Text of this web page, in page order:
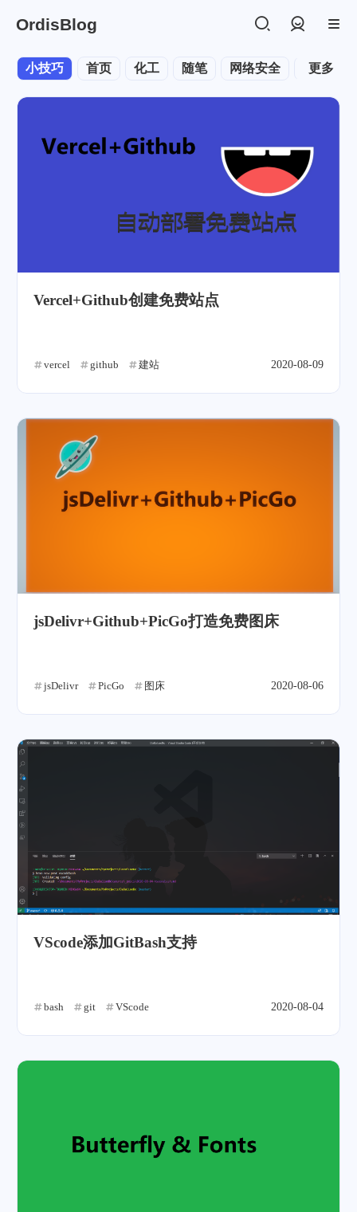
OrdisBlog
首页 化工 随笔 网络安全 旧文
小技巧 更多
Vercel+Github创建免费站点
vercel github 建站 2020-08-09
jsDelivr+Github+PicGo打造免费图床
jsDelivr PicGo 图床 2020-08-06
VScode添加GitBash支持
bash git VScode 2020-08-04